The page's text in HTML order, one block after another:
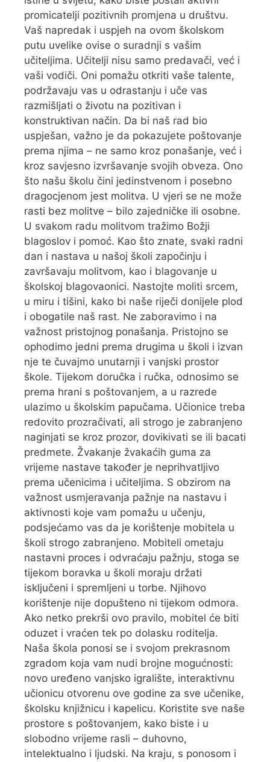
promicatelji pozitivnih promjena u društvu.
Vaš napredak i uspjeh na ovom školskom
putu uvelike ovise o suradnji s vašim
učiteljima. Učitelji nisu samo predavači, već i
vaši vodiči. Oni pomažu otkriti vaše talente,
podržavaju vas u odrastanju i uče vas
razmišljati o životu na pozitivan i
konstruktivan način. Da bi naš rad bio
uspješan, važno je da pokazujete poštovanje
prema njima – ne samo kroz ponašanje, već i
kroz savjesno izvršavanje svojih obveza. Ono
što našu školu čini jedinstvenom i posebno
dragocjenom jest molitva. U vjeri se ne može
rasti bez molitve – bilo zajedničke ili osobne.
U svakom radu molitvom tražimo Božji
blagoslov i pomoć. Kao što znate, svaki radni
dan i nastava u našoj školi započinju i
završavaju molitvom, kao i blagovanje u
školskoj blagovaonici. Nastojte moliti srcem,
u miru i tišini, kako bi naše riječi donijele plod
i obogatile naš rast. Ne zaboravimo i na
važnost pristojnog ponašanja. Pristojno se
ophodimo jedni prema drugima u školi i izvan
nje te čuvajmo unutarnji i vanjski prostor
škole. Tijekom doručka i ručka, odnosimo se
prema hrani s poštovanjem, a u razrede
ulazimo u školskim papučama. Učionice treba
redovito prozračivati, ali strogo je zabranjeno
naginjati se kroz prozor, dovikivati se ili bacati
predmete. Žvakanje žvakaćih guma za
vrijeme nastave također je neprihvatljivo
prema učenicima i učiteljima. S obzirom na
važnost usmjeravanja pažnje na nastavu i
aktivnosti koje vam pomažu u učenju,
podsjećamo vas da je korištenje mobitela u
školi strogo zabranjeno. Mobiteli ometaju
nastavni proces i odvraćaju pažnju, stoga se
tijekom boravka u školi moraju držati
isključeni i spremljeni u torbe. Njihovo
korištenje nije dopušteno ni tijekom odmora.
Ako netko prekrši ovo pravilo, mobitel će biti
oduzet i vraćen tek po dolasku roditelja.
Naša škola ponosi se i svojom prekrasnom
zgradom koja vam nudi brojne mogućnosti:
novo uređeno vanjsko igralište, interaktivnu
učionicu otvorenu ove godine za sve učenike,
školsku knjižnicu i kapelicu. Koristite sve naše
prostore s poštovanjem, kako biste i u
slobodno vrijeme rasli – duhovno,
intelektualno i ljudski. Na kraju, s ponosom i